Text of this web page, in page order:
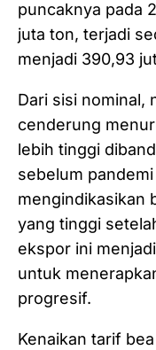
puncaknya pada
juta ton, terjadi
menjadi 390,93
Dari sisi nominal,
cenderung
lebih tinggi
sebelum
mengindikasikan
yang tinggi
ekspor ini
untuk
progresif.
Kenaikan tarif